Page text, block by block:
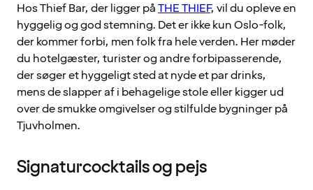
Hos Thief Bar, der ligger påTHE THIEF, vil du opleve en
hyggelig og god stemning. Det er ikke kun Oslo-folk,
der kommer forbi, men folk fra hele verden. Her møder
du hotelgæster, turister og andre forbipasserende,
der søger et hyggeligt sted at nyde et par drinks,
mens de slapper af i behagelige stole eller kigger ud
over de smukke omgivelser og stilfulde bygninger på
Tjuvholmen.
Signaturcocktails og pejs